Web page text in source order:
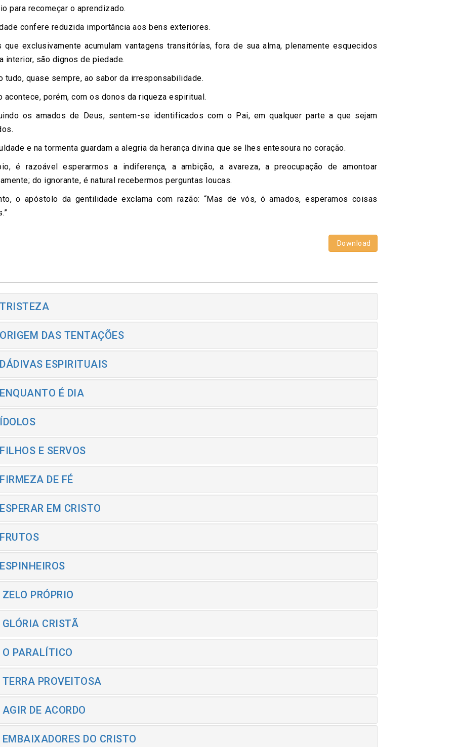
para recomeçar o aprendizado.
confere reduzida importância aos bens exteriores.
que exclusivamente acumulam vantagens transitórías, fora de sua alma, plenamente esquecidos
interior, são dignos de piedade.
tudo, quase sempre, ao sabor da irresponsabilidade.
acontece, porém, com os donos da riqueza espiritual.
os amados de Deus, sentem-se identificados com o Pai, em qualquer parte a que sejam
e na tormenta guardam a alegria da herança divina que se lhes entesoura no coração.
é razoável esperarmos a indiferença, a ambição, a avareza, a preocupação de amontoar
do ignorante, é natural recebermos perguntas loucas.
o apóstolo da gentilidade exclama com razão: “Mas de vós, ó amados, esperamos coisas
Download
DAS TENTAÇÕES
ESPIRITUAIS
É DIA
E SERVOS
DE FÉ
EM CRISTO
PRÓPRIO
CRISTÃ
PARALÍTICO
PROVEITOSA
DE ACORDO
DO CRISTO